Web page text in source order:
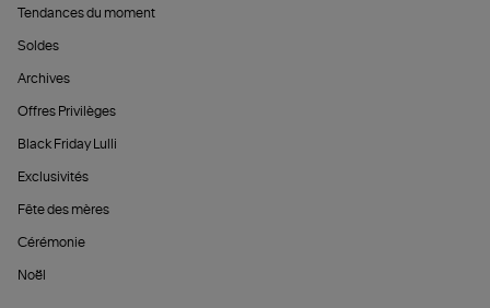
Tendances du moment
Soldes
Archives
Offres Privilèges
Black Friday Lulli
Exclusivités
Fête des mères
Cérémonie
Noël